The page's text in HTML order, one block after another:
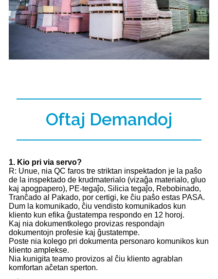
Oftaj Demandoj
1. Kio pri via servo?
R: Unue, nia QC faros tre striktan inspektadon je la paŝo
de la inspektado de krudmaterialo (vizaĝa materialo, gluo
kaj apogpapero), PE-tegaĵo, Silicia tegaĵo, Rebobinado,
Tranĉado al Pakado, por certigi, ke ĉiu paŝo estas PASA.
Dum la komunikado, ĉiu vendisto komunikados kun
kliento kun efika ĝustatempa respondo en 12 horoj.
Kaj nia dokumentkolego provizas respondajn
dokumentojn profesie kaj ĝustatempe.
Poste nia kolego pri dokumenta personaro komunikos kun
kliento amplekse.
Nia kunigita teamo provizos al ĉiu kliento agrablan
komfortan aĉetan sperton.